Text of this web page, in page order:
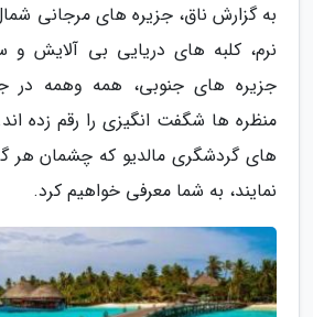
به گزارش ناق، جزیره های مرجانی
نرم، کلبه های دریایی بی آلایش و
جزیره های جنوبی، همه وهمه در
منظره ها شگفت انگیزی را رقم زده
های گردشگری مالدیو که چشمان هر
نمایند، به شما معرفی خواهیم کرد.